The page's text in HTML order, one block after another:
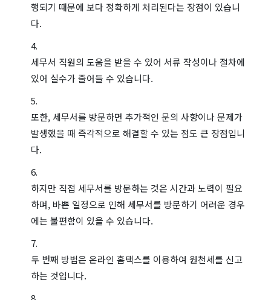
행되기 때문에 보다 정확하게 처리된다는 장점이 있습니
다.
세무서 직원의 도움을 받을 수 있어 서류 작성이나 절차에
있어 실수가 줄어들 수 있습니다.
또한, 세무서를 방문하면 추가적인 문의 사항이나 문제가
발생했을 때 즉각적으로 해결할 수 있는 점도 큰 장점입니
다.
하지만 직접 세무서를 방문하는 것은 시간과 노력이 필요
하며, 바쁜 일정으로 인해 세무서를 방문하기 어려운 경우
에는 불편함이 있을 수 있습니다.
두 번째 방법은 온라인 홈택스를 이용하여 원천세를 신고
하는 것입니다.